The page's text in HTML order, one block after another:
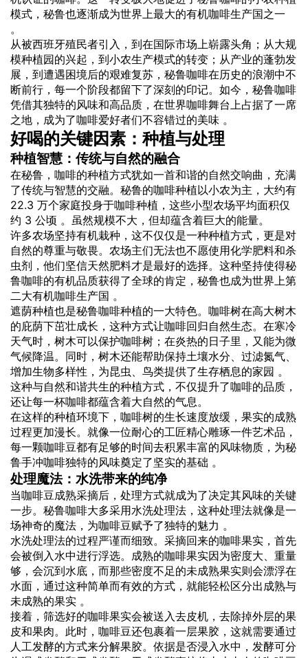
模式，秘鲁也逐渐成为世界上最大的有机咖啡生产国之一
。
从被西班牙殖民者引入，到在国际市场上崭露头角；从大规
模种植园的兴起，到小农生产模式的转变；从产业的蓬勃发
展，到遭遇困境后的艰难复苏，秘鲁咖啡在历史的浪潮中不
断前行，每一个阶段都留下了深刻的印记。如今，秘鲁咖啡
凭借其独特的风味和高品质，在世界咖啡舞台上占据了一席
之地，成为了咖啡爱好者们不容错过的美味 。
好喝的关键因素：种植与处理
种植智慧：传统与自然的融合
在秘鲁，咖啡的种植方式犹如一首和谐的自然交响曲，充满
了传统与智慧的交融。秘鲁的咖啡种植以小农为主，大约有
22.3 万个家庭投身于咖啡种植，这些小型农场平均面积仅
约 3 公顷 。虽然规模不大，但却蕴含着巨大的能量。
许多农场坚持有机栽种，这不仅仅是一种种植方式，更是对
自然的尊重与敬畏。农场主们无法也不愿使用化学肥料和杀
虫剂，他们坚信天然肥料才是最好的选择。这种坚持使得秘
鲁咖啡的有机品质获得了全球的肯定，秘鲁也成为世界上第
二大有机咖啡生产国 。
遮荫种植也是秘鲁咖啡种植的一大特色。咖啡树在高大树木
的庇荫下茁壮成长，这种方式让咖啡回归自然生态。在寒冷
天气时，树木可以保护咖啡树；在炎热的日子里，又能为微
气候降温。同时，树木还能帮助保持土壤水分、过滤氮气、
增加生物多样性，为昆虫、鸟类提供了生存栖息的家园 。
这种与自然和谐共生的种植方式，不仅提升了咖啡的品质，
还让每一杯咖啡都蕴含着大自然的气息。
在这样的种植环境下，咖啡树的生长速度放缓，果实的成熟
过程更加漫长。就像一位耐心的工匠精心雕琢一件艺术品，
每一颗咖啡豆都有足够的时间去积累丰富的风味物质，为秘
鲁手冲咖啡独特的风味奠定了坚实的基础 。
处理魔法：水洗带来的纯净
当咖啡豆成熟采摘后，处理方式就成为了决定其风味的关键
一步。秘鲁咖啡大多采用水洗处理法，这种处理法就像是一
场神奇的魔法，为咖啡豆赋予了独特的魅力 。
水洗处理法的过程严谨而细致。采摘回来的咖啡果实，首先
会被倒入水中进行浮选。成熟的咖啡果实因为密度大、重量
够，会沉到水底，而那些密度不足的未成熟果实则会漂浮在
水面，通过这种简单而有效的方式，就能轻松区分出成熟与
未成熟的果实 。
接着，筛选好的咖啡果实会被送入去皮机，去除掉外层的果
皮和果肉。此时，咖啡豆还包裹着一层果胶，这就需要通过
人工发酵的方式来分解果胶。依据是否浸入水中，发酵可分